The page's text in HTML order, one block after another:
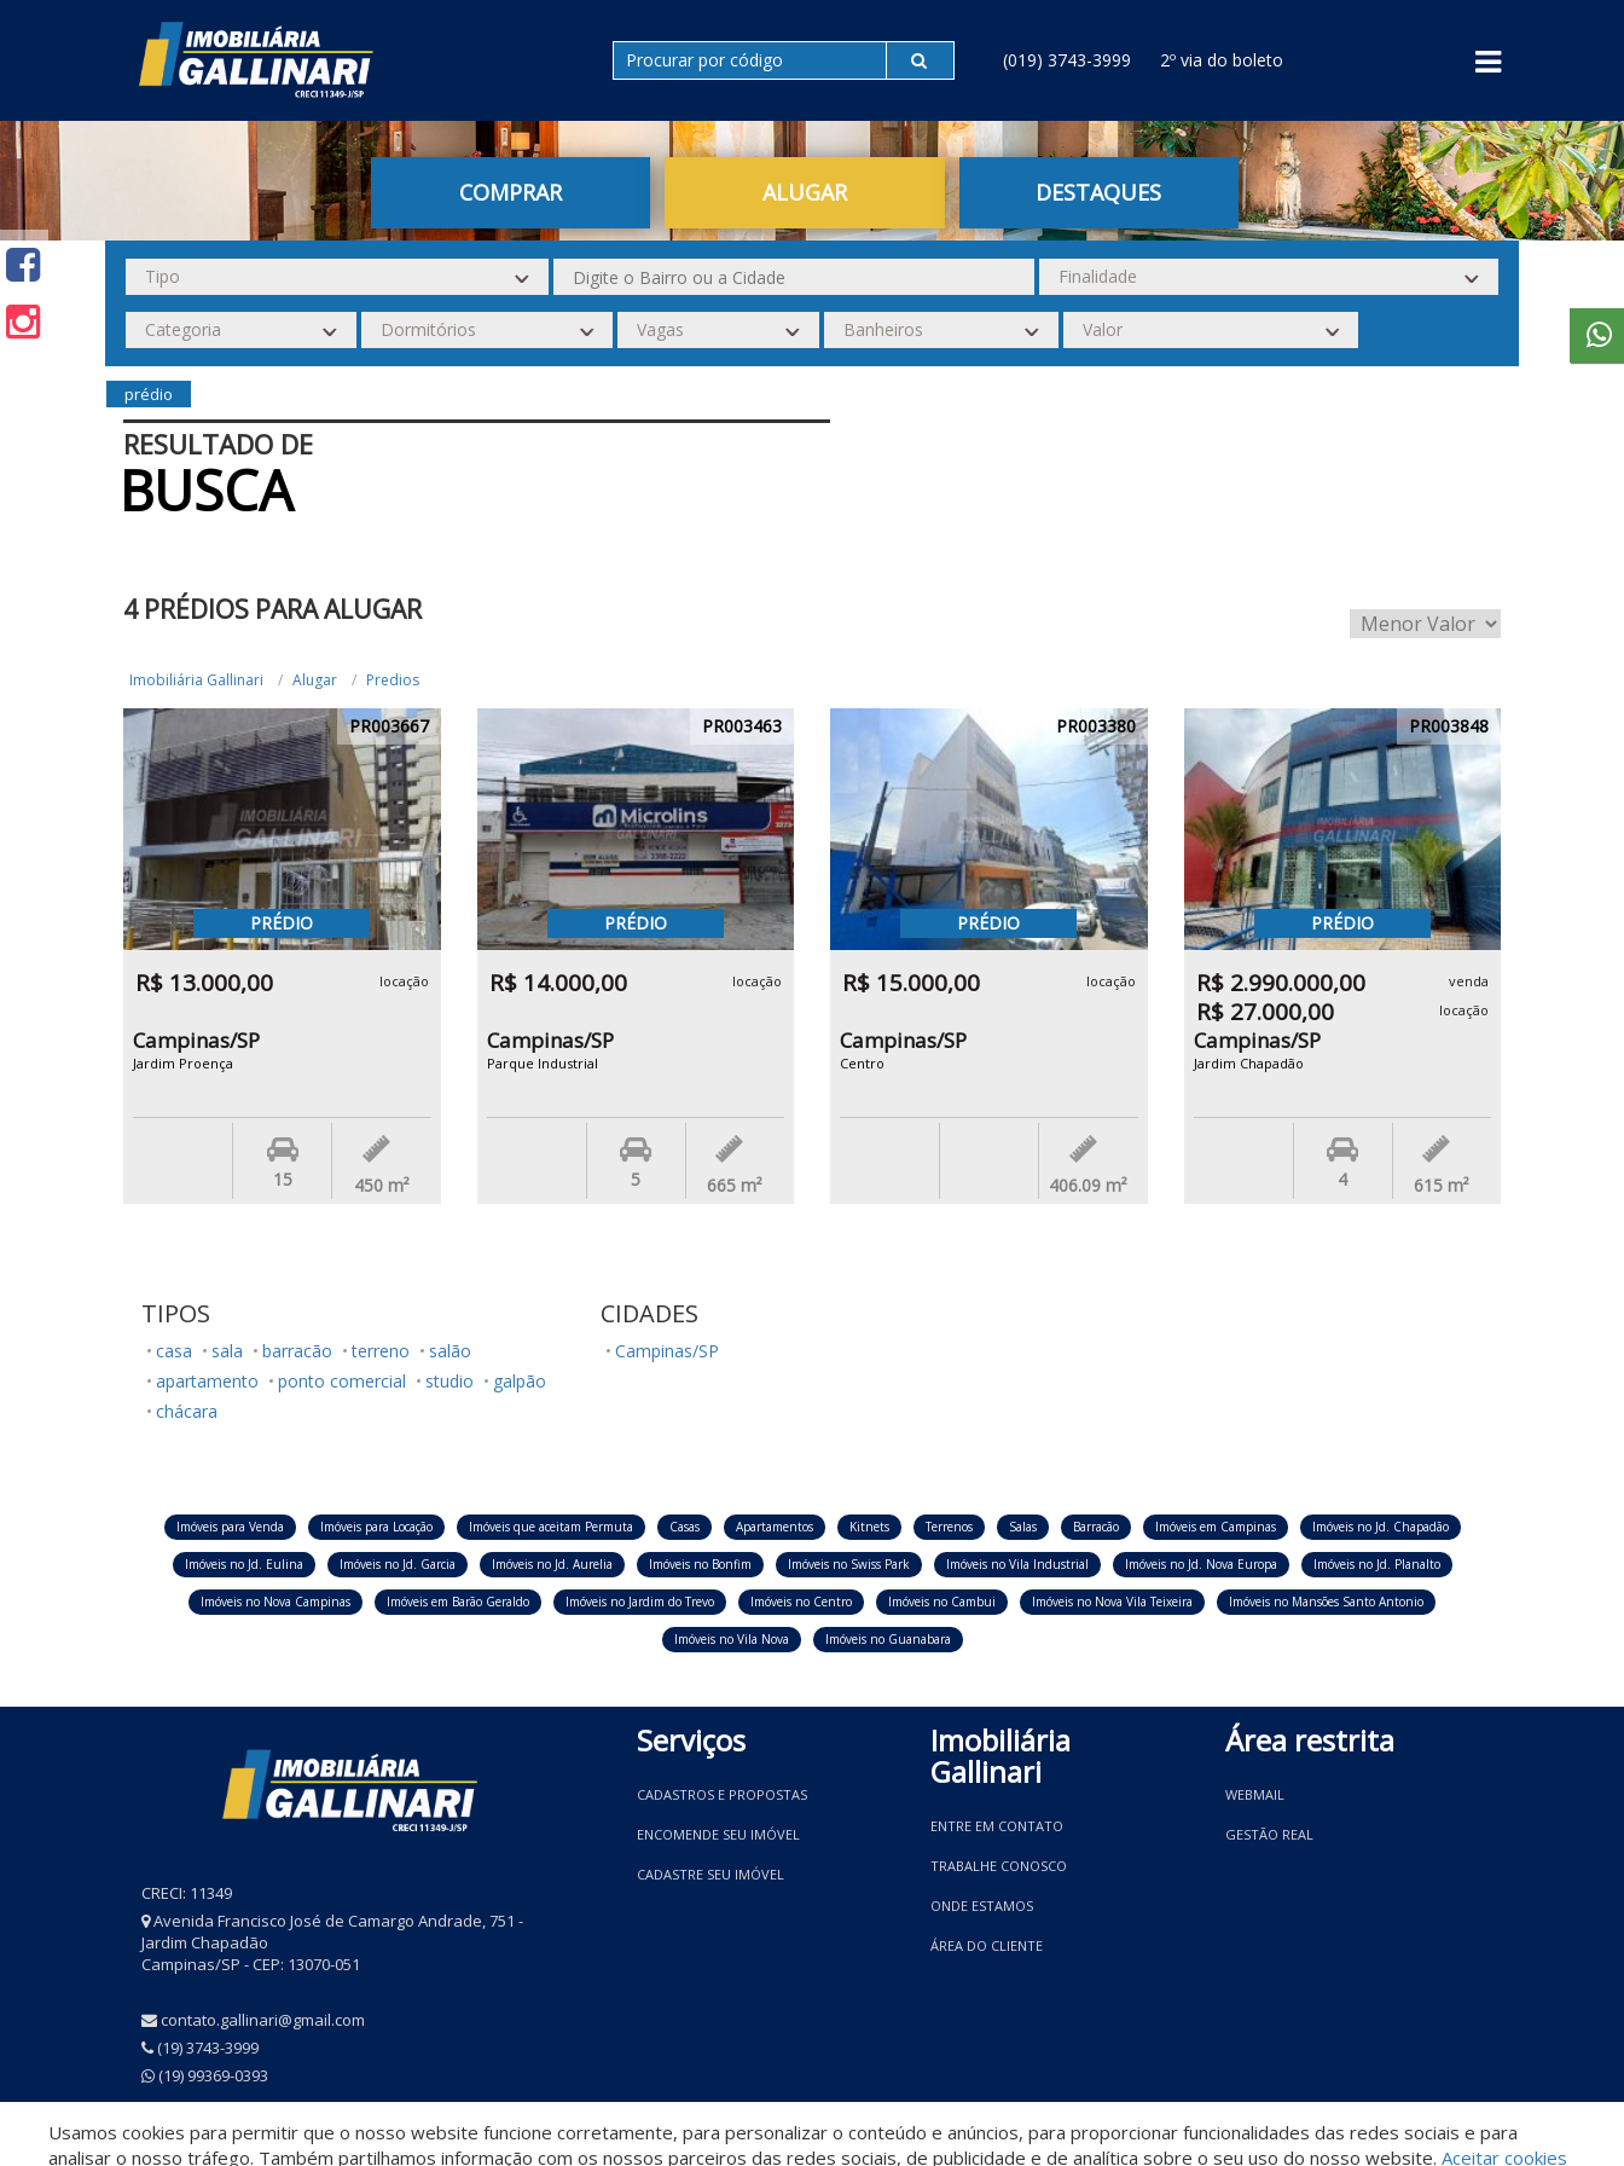
(019) 3743-3999 2º via do boleto
COMPRAR ALUGAR DESTAQUES
prédio
RESULTADO DE
BUSCA
4 PRÉDIOS PARA ALUGAR
Imobiliária Gallinari Alugar Predios
PR003667
PRÉDIO
R$ 13.000,00 locação
Campinas/SP
Jardim Proença
15 450 m²
PR003463
PRÉDIO
R$ 14.000,00 locação
Campinas/SP
Parque Industrial
5 665 m²
PR003380
PRÉDIO
R$ 15.000,00 locação
Campinas/SP
Centro
406.09 m²
PR003848
PRÉDIO
R$ 2.990.000,00 venda
R$ 27.000,00 locação
Campinas/SP
Jardim Chapadão
4 615 m²
TIPOS
casa sala barracão terreno
salão
apartamento
ponto comercial studio
galpão
chácara
CIDADES
Campinas/SP
Imóveis para Venda Imóveis para Locação Imóveis que aceitam Permuta Casas Apartamentos Kitnets Terrenos Salas Barracão Imóveis em Campinas Imóveis no Jd. Chapadão
Imóveis no Jd. Eulina Imóveis no Jd. Garcia Imóveis no Jd. Aurelia Imóveis no Bonfim Imóveis no Swiss Park Imóveis no Vila Industrial Imóveis no Jd. Nova Europa Imóveis no Jd. Planalto
Imóveis no Nova Campinas Imóveis em Barão Geraldo Imóveis no Jardim do Trevo Imóveis no Centro Imóveis no Cambui Imóveis no Nova Vila Teixeira Imóveis no Mansões Santo Antonio
Imóveis no Vila Nova Imóveis no Guanabara
CRECI: 11349
Avenida Francisco José de Camargo Andrade, 751 -
Jardim Chapadão
Campinas/SP - CEP: 13070-051
contato.gallinari@gmail.com
(19) 3743-3999
(19) 99369-0393
Serviços
CADASTROS E PROPOSTAS
ENCOMENDE SEU IMÓVEL
CADASTRE SEU IMÓVEL
Imobiliária
Gallinari
ENTRE EM CONTATO
TRABALHE CONOSCO
ONDE ESTAMOS
ÁREA DO CLIENTE
Área restrita
WEBMAIL
GESTÃO REAL
© 2026 Imobiliária Gallinari- CRECI 11349
Usamos cookies para permitir que o nosso website funcione corretamente, para personalizar o conteúdo e anúncios, para proporcionar funcionalidades das redes sociais e para
analisar o nosso tráfego. Também partilhamos informação com os nossos parceiros das redes sociais, de publicidade e de analítica sobre o seu uso do nosso website. Aceitar cookies